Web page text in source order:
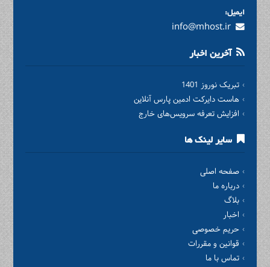
ایمیل:
info@mhost.ir
آخرین اخبار
تبریک نوروز 1401
هاست دایرکت ادمین پارس آنلاین
افزایش تعرفه سرویس‌های خارج
سایر لینک ها
صفحه اصلی
درباره ما
بلاگ
اخبار
حریم خصوصی
قوانین و مقررات
تماس با ما